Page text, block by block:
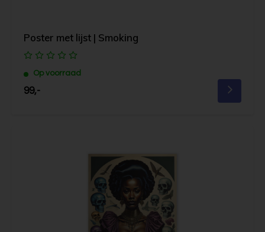
Poster met lijst | Smoking
Op voorraad
99,-